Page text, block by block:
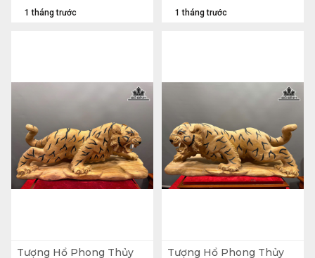
1 tháng trước 1 tháng trước
Tượng Hổ Phong Thủy
Tượng Hổ Phong Thủy